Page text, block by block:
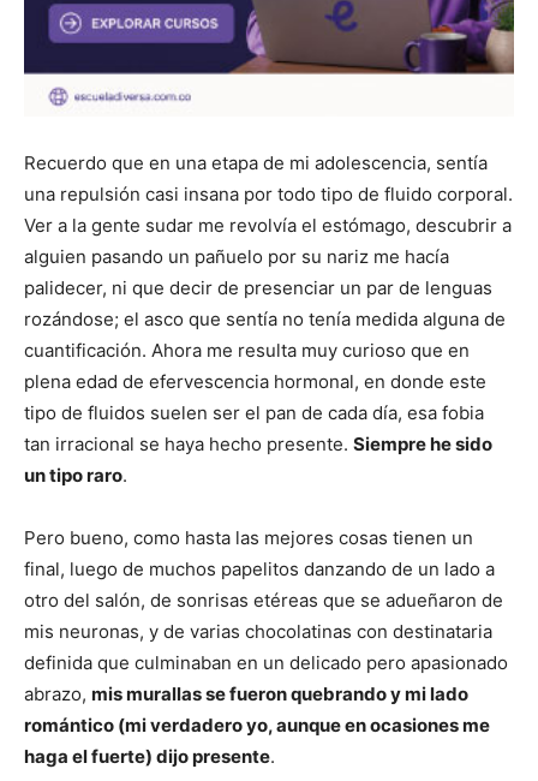
Recuerdo que en una etapa de mi adolescencia, sentía
una repulsión casi insana por todo tipo de fluido corporal.
Ver a la gente sudar me revolvía el estómago, descubrir a
alguien pasando un pañuelo por su nariz me hacía
palidecer, ni que decir de presenciar un par de lenguas
rozándose; el asco que sentía no tenía medida alguna de
cuantificación. Ahora me resulta muy curioso que en
plena edad de efervescencia hormonal, en donde este
tipo de fluidos suelen ser el pan de cada día, esa fobia
tan irracional se haya hecho presente. Siempre he sido
un tipo raro.
Pero bueno, como hasta las mejores cosas tienen un
final, luego de muchos papelitos danzando de un lado a
otro del salón, de sonrisas etéreas que se adueñaron de
mis neuronas, y de varias chocolatinas con destinataria
definida que culminaban en un delicado pero apasionado
abrazo, mis murallas se fueron quebrando y mi lado
romántico (mi verdadero yo, aunque en ocasiones me
haga el fuerte) dijo presente.